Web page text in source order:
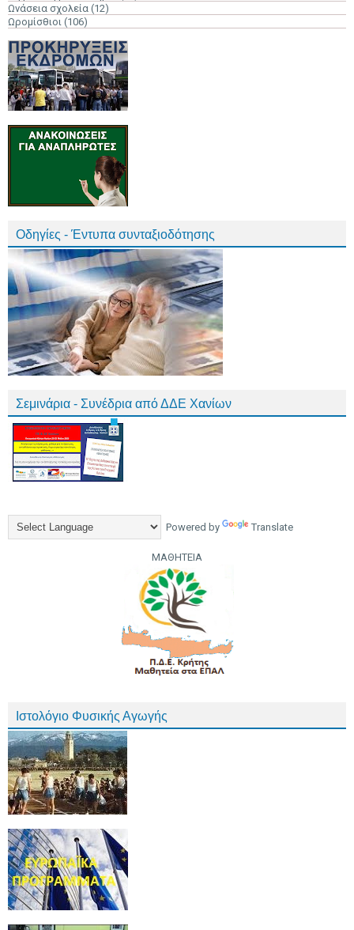
Ωνάσεια σχολεία (12)
Ωρομίσθιοι (106)
Οδηγίες - Έντυπα συνταξιοδότησης
Σεμινάρια - Συνέδρια από ΔΔΕ Χανίων
Powered by Translate
ΜΑΘΗΤΕΙΑ
Ιστολόγιο Φυσικής Αγωγής